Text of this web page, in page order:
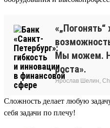
Мы можем.
роста».
Ярослав Шелин,
Сложность делает любую
себя задачи по плечу!